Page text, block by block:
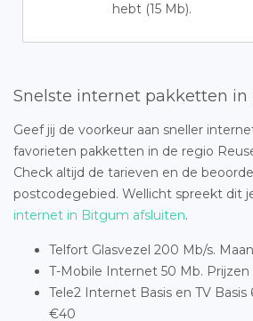
hebt (15 Mb).
Snelste internet pakketten in
Geef jij de voorkeur aan sneller
favorieten pakketten in de regio
Check altijd de tarieven en de
postcodegebied. Wellicht spreekt dit
internet in Bitgum afsluiten.
Telfort Glasvezel 200 Mb/s.
T-Mobile Internet 50 Mb.
Tele2 Internet Basis en TV
€40